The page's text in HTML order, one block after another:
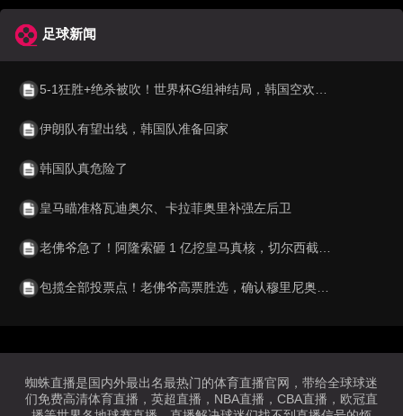
足球新闻
5-1狂胜+绝杀被吹！世界杯G组神结局，韩国空欢喜 比利时逆袭成第1
伊朗队有望出线，韩国队准备回家
韩国队真危险了
皇马瞄准格瓦迪奥尔、卡拉菲奥里补强左后卫
老佛爷急了！阿隆索砸 1 亿挖皇马真核，切尔西截胡利物浦阿森纳
包揽全部投票点！老佛爷高票胜选，确认穆里尼奥重返伯纳乌执教
蜘蛛直播是国内外最出名最热门的体育直播官网，带给全球球迷
们免费高清体育直播，英超直播，NBA直播，CBA直播，欧冠直